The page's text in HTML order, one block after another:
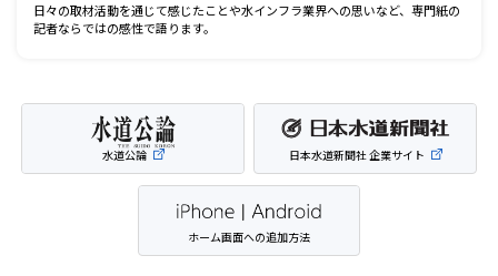
日々の取材活動を通じて感じたことや水インフラ業界への思いなど、専門紙の
記者ならではの感性で語ります。
水道公論 日本水道新聞社 企業サイト
ホーム画面への追加方法